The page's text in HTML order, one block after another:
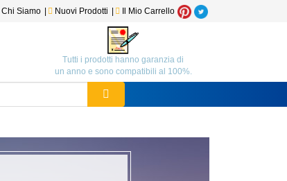
Il Mio Carrello
Nuovi Prodotti
Chi Siamo
Tutti i prodotti hanno garanzia di
un anno e sono compatibili al 100%.